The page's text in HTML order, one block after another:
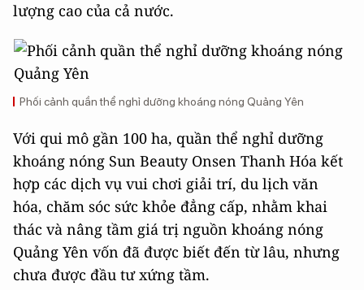
lượng cao của cả nước.
Phối cảnh quần thể nghỉ dưỡng khoáng nóng Quảng Yên
Với qui mô gần 100 ha, quần thể nghỉ dưỡng
khoáng nóng Sun Beauty Onsen Thanh Hóa kết
hợp các dịch vụ vui chơi giải trí, du lịch văn
hóa, chăm sóc sức khỏe đẳng cấp, nhằm khai
thác và nâng tầm giá trị nguồn khoáng nóng
Quảng Yên vốn đã được biết đến từ lâu, nhưng
chưa được đầu tư xứng tầm.